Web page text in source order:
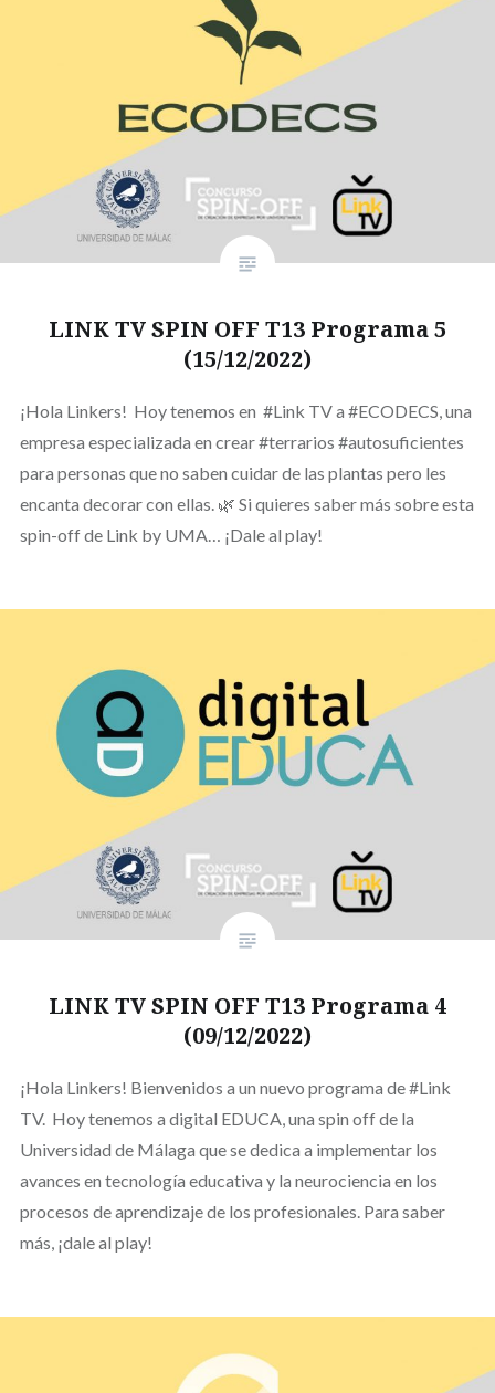
LINK TV SPIN OFF T13 Programa 5
(15/12/2022)
¡Hola Linkers! Hoy tenemos en #Link TV a #ECODECS, una
empresa especializada en crear #terrarios #autosuficientes
para personas que no saben cuidar de las plantas pero les
encanta decorar con ellas. 🌿 Si quieres saber más sobre esta
spin-off de Link by UMA… ¡Dale al play!
LINK TV SPIN OFF T13 Programa 4
(09/12/2022)
¡Hola Linkers! Bienvenidos a un nuevo programa de #Link
TV. Hoy tenemos a digital EDUCA, una spin off de la
Universidad de Málaga que se dedica a implementar los
avances en tecnología educativa y la neurociencia en los
procesos de aprendizaje de los profesionales. Para saber
más, ¡dale al play!